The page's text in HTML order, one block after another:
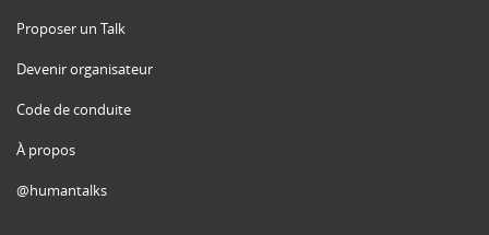
Proposer un Talk
Devenir organisateur
Code de conduite
À propos
@humantalks